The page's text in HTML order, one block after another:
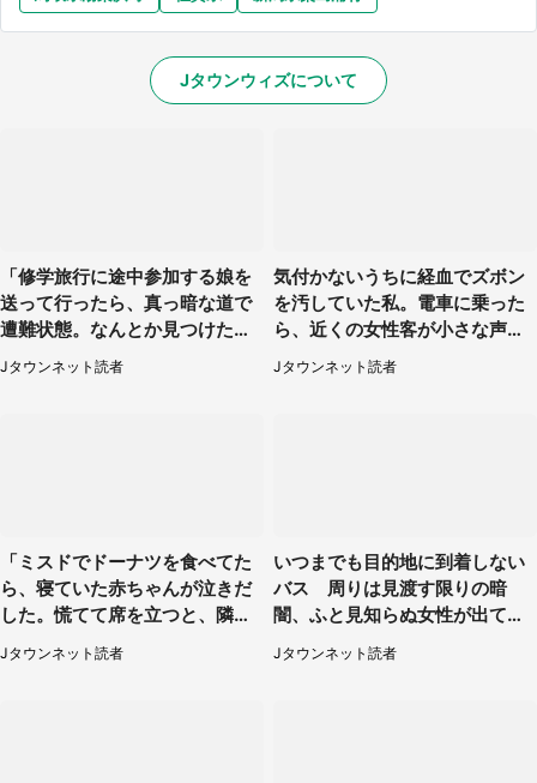
Jタウンウィズについて
「修学旅行に途中参加する娘を
送って行ったら、真っ暗な道で
遭難状態。なんとか見つけた民
家に助けを求めると、住人の男
性が...」
Jタウンネット読者
気付かないうちに経血でズボン
を汚していた私。電車に乗った
ら、近くの女性客が小さな声で
（千葉県・10代女性）
Jタウンネット読者
「ミスドでドーナツを食べてた
ら、寝ていた赤ちゃんが泣きだ
した。慌てて席を立つと、隣の
席の男子中学生が」（静岡・30
代女性）
Jタウンネット読者
いつまでも目的地に到着しない
バス 周りは見渡す限りの暗
闇、ふと見知らぬ女性が出てき
た（神奈川県・40代男性）
Jタウンネット読者